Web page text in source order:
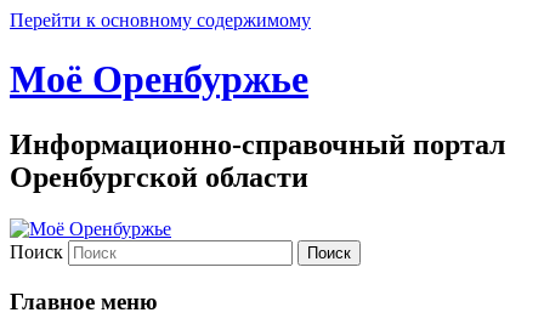
Перейти к основному содержимому
Моё Оренбуржье
Информационно-справочный портал
Оренбургской области
Поиск
Главное меню